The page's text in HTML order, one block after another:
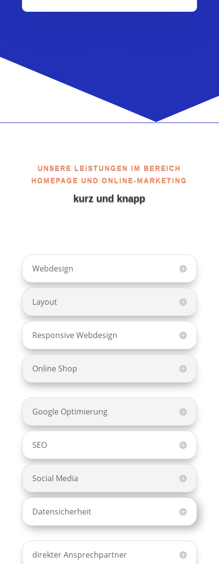
UNSERE LEISTUNGEN IM BEREICH
HOMEPAGE UND ONLINE-MARKETING
kurz und knapp
Webdesign
Layout
Responsive Webdesign
Online Shop
Google Optimierung
SEO
Social Media
Datensicherheit
direkter Ansprechpartner